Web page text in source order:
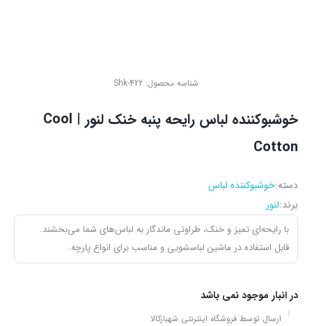
شناسه محصول: Shk-422
خوشبوکننده لباس رایحه پنبه خنک لنور | Cool
Cotton
دسته:خوشبوکننده لباس
برند:لنور
با رایحه‌ای تمیز و خنک، طراوتی ماندگار به لباس‌های شما می‌بخشند.
قابل استفاده در ماشین لباسشویی و مناسب برای انواع پارچه.
در انبار موجود نمی باشد
ارسال توسط فروشگاه اینترنتی شهبازکالا